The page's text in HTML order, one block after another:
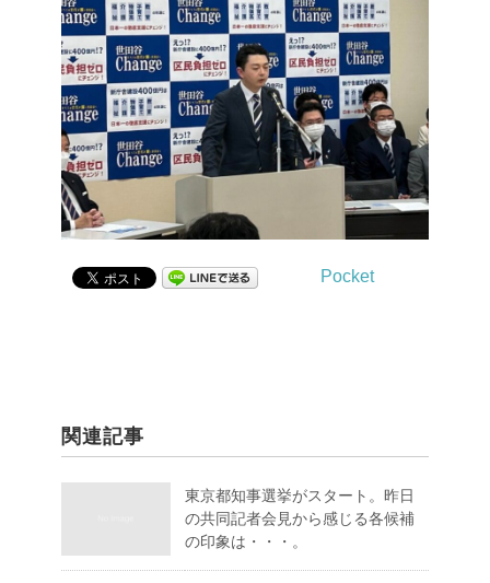
Pocket
関連記事
東京都知事選挙がスタート。昨日
の共同記者会見から感じる各候補
の印象は・・・。